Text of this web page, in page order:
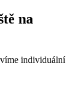
na
individuální